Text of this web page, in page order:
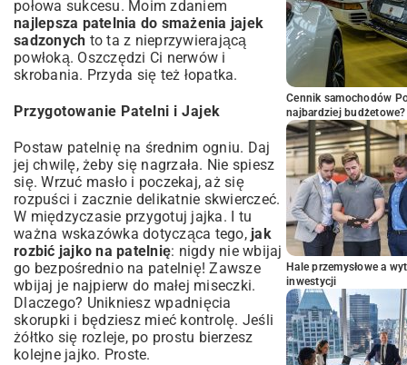
połowa sukcesu. Moim zdaniem
najlepsza patelnia do smażenia jajek
sadzonych to ta z nieprzywierającą
powłoką. Oszczędzi Ci nerwów i
skrobania. Przyda się też łopatka.
Przygotowanie Patelni i Jajek
Postaw patelnię na średnim ogniu. Daj
jej chwilę, żeby się nagrzała. Nie spiesz
się. Wrzuć masło i poczekaj, aż się
rozpuści i zacznie delikatnie skwierczeć.
W międzyczasie przygotuj jajka. I tu
ważna wskazówka dotycząca tego, jak
rozbić jajko na patelnię: nigdy nie wbijaj
go bezpośrednio na patelnię! Zawsze
wbijaj je najpierw do małej miseczki.
Dlaczego? Unikniesz wpadnięcia
skorupki i będziesz mieć kontrolę. Jeśli
żółtko się rozleje, po prostu bierzesz
kolejne jajko. Proste.
Cennik samochodów
najbardziej budżetowe?
Hale przemysłowe a
inwestycji